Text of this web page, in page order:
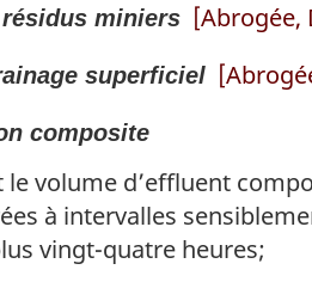
miniers [Abrogée,
superficiel
composite
le volume d’effluent
à intervalles
vingt-quatre heures;